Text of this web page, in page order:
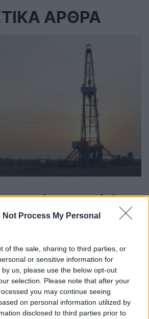
Not Process My Personal
of the sale, sharing to third parties, or
or sensitive information for
us, please use the below opt-out
selection. Please note that after your
you may continue seeing
on personal information utilized by
disclosed to third parties prior to
ΑΡΘΡΑ
οι τιμές του πετρελαίου
των εχθροπραξιών